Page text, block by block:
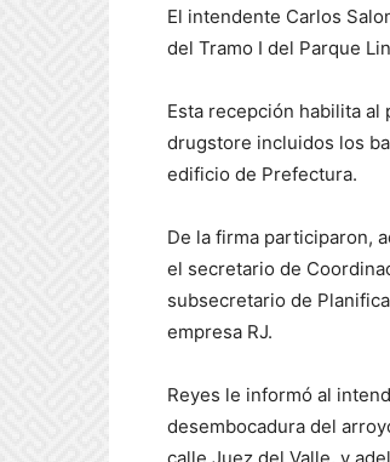
El intendente Carlos
del Tramo I del Parque
Esta recepción habilita al
drugstore incluidos los
edificio de Prefectura.
De la firma participaron,
el secretario de
subsecretario de
empresa RJ.
Reyes le informó al
desembocadura del